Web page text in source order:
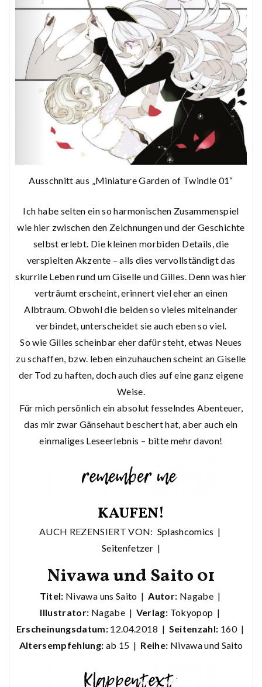
Ausschnitt aus „Miniature Garden of Twindle 01“
Ich habe selten ein so harmonischen Zusammenspiel
wie hier zwischen den Zeichnungen und der Geschichte
selbst erlebt. Die kleinen morbiden Details, die
verspielten Akzente – alls dies vervollständigt das
skurrile Leben rund um Giselle und Gilles. Denn was hier
verträumt erscheint, erinnert viel eher an einen
Albtraum. Obwohl die beiden so vieles miteinander
verbindet, unterscheidet sie auch eben so viel.
So wie Gilles scheinbar eher dafür steht, etwas Neues
zu schaffen, bzw. leben einzuhauchen scheint an Giselle
der Tod zu haften, doch auch dies auf eine ganz eigene
Weise.
Für mich persönlich ein absolut fesselndes Abenteuer,
das mir zwar Gänsehaut beschert hat, aber auch ein
einmaliges Leseerlebnis – bitte mehr davon!
KAUFEN!
AUCH REZENSIERT VON: Splashcomics |
Seitenfetzer |
Nivawa und Saito 01
Titel: Nivawa uns Saito |Autor: Nagabe |
Illustrator: Nagabe | Verlag: Tokyopop |
Erscheinungsdatum: 12.04.2018 | Seitenzahl: 160 |
Altersempfehlung: ab 15 | Reihe: Nivawa und Saito